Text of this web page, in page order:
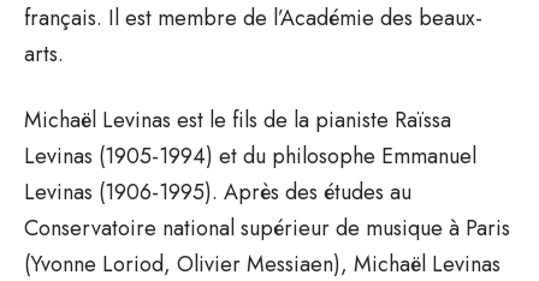
français. Il est membre de l’Académie des beaux-
arts.
Michaël Levinas est le fils de la pianiste Raïssa
Levinas (1905-1994) et du philosophe Emmanuel
Levinas (1906-1995). Après des études au
Conservatoire national supérieur de musique à Paris
(Yvonne Loriod, Olivier Messiaen), Michaël Levinas